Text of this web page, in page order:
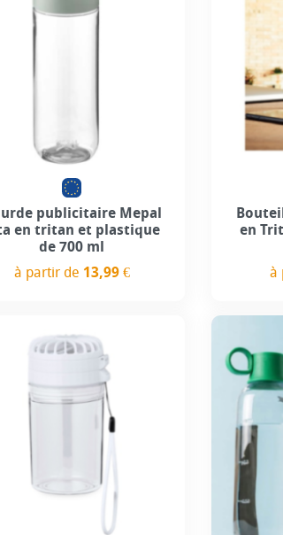
publicitaire Mepal
en tritan et plastique
de 700 ml
à partir de 13,99 €
en
à